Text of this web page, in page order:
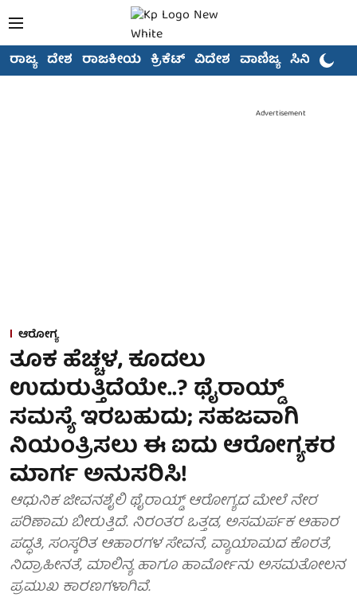
ರಾಜ್ಯ ದೇಶ ರಾಜಕೀಯ ಕ್ರಿಕೆಟ್ ವಿದೇಶ ವಾಣಿಜ್ಯ ಸಿನಿಮಾ
Advertisement
ಆರೋಗ್ಯ
ತೂಕ ಹೆಚ್ಚಳ, ಕೂದಲು
ಉದುರುತ್ತಿದೆಯೇ..? ಥೈರಾಯ್ಡ್
ಸಮಸ್ಯೆ ಇರಬಹುದು; ಸಹಜವಾಗಿ
ನಿಯಂತ್ರಿಸಲು ಈ ಐದು ಆರೋಗ್ಯಕರ
ಮಾರ್ಗ ಅನುಸರಿಸಿ!
ಆಧುನಿಕ ಜೀವನಶೈಲಿ ಥೈರಾಯ್ಡ್ ಆರೋಗ್ಯದ ಮೇಲೆ ನೇರ
ಪರಿಣಾಮ ಬೀರುತ್ತಿದೆ. ನಿರಂತರ ಒತ್ತಡ, ಅಸಮರ್ಪಕ ಆಹಾರ
ಪದ್ಧತಿ, ಸಂಸ್ಕರಿತ ಆಹಾರಗಳ ಸೇವನೆ, ವ್ಯಾಯಾಮದ ಕೊರತೆ,
ನಿದ್ರಾಹೀನತೆ, ಮಾಲಿನ್ಯ ಹಾಗೂ ಹಾರ್ಮೋನು ಅಸಮತೋಲನ
ಪ್ರಮುಖ ಕಾರಣಗಳಾಗಿವೆ.